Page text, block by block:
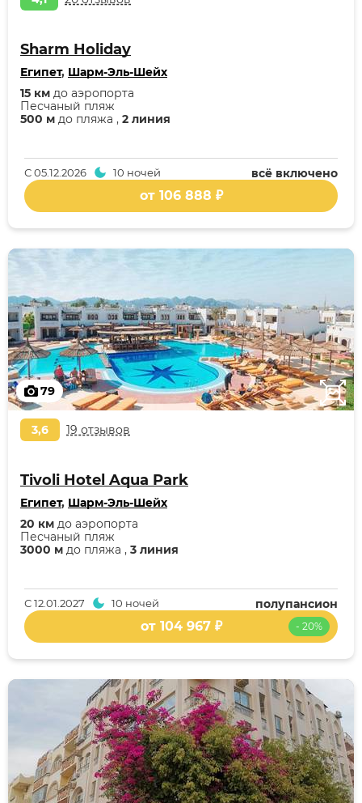
Sharm Holiday
Египет, Шарм-Эль-Шейх
500 м до пляжа , 2 линия
Песчаный пляж
15 км до аэропорта
всё включено
С05.12.2026 10 ночей
от 106 888 ₽
79
3,6 19 отзывов
Tivoli Hotel Aqua Park
Египет, Шарм-Эль-Шейх
3000 м до пляжа , 3 линия
Песчаный пляж
20 км до аэропорта
полупансион
С12.01.2027 10 ночей
- 20%
от 104 967 ₽